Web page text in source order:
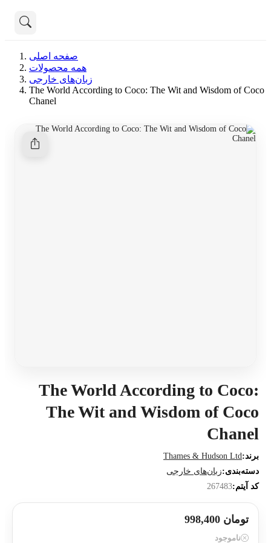
همه محصولات
صفحه اصلی
همه محصولات
زبان‌های خارجی
The World According to Coco: The Wit and Wisdom of Coco
Chanel
The World According to Coco:
The Wit and Wisdom of Coco
Chanel
برند:Thames & Hudson Ltd
دسته‌بندی:زبان‌های خارجی
کد آیتم:267483
تومان 998,400
ناموجود